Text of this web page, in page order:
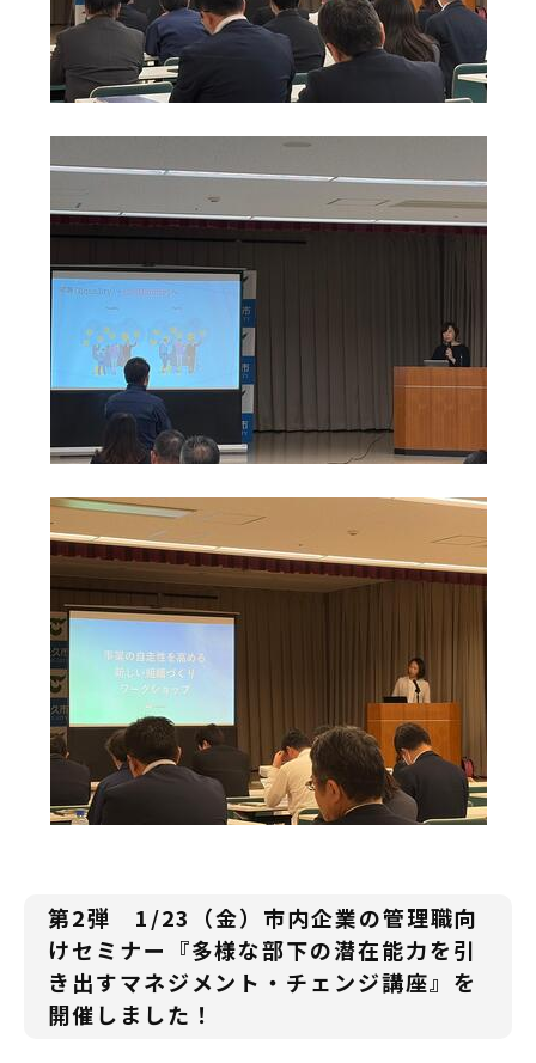
第2弾 1/23（金）市内企業の管理職向
けセミナー『多様な部下の潜在能力を引
き出すマネジメント・チェンジ講座』を
開催しました！